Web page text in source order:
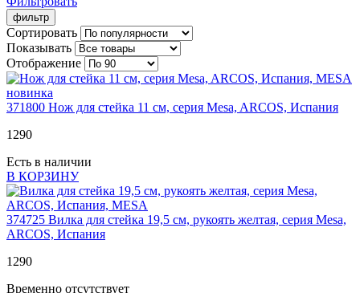
фильтр
Сортировать
Показывать
Отображение
новинка
371800 Нож для стейка 11 см, серия Mesa, ARCOS, Испания
1 290
Есть в наличии
В КОРЗИНУ
374725 Вилка для стейка 19,5 см, рукоять желтая, серия Mesa,
ARCOS, Испания
1 290
Временно отсутствует